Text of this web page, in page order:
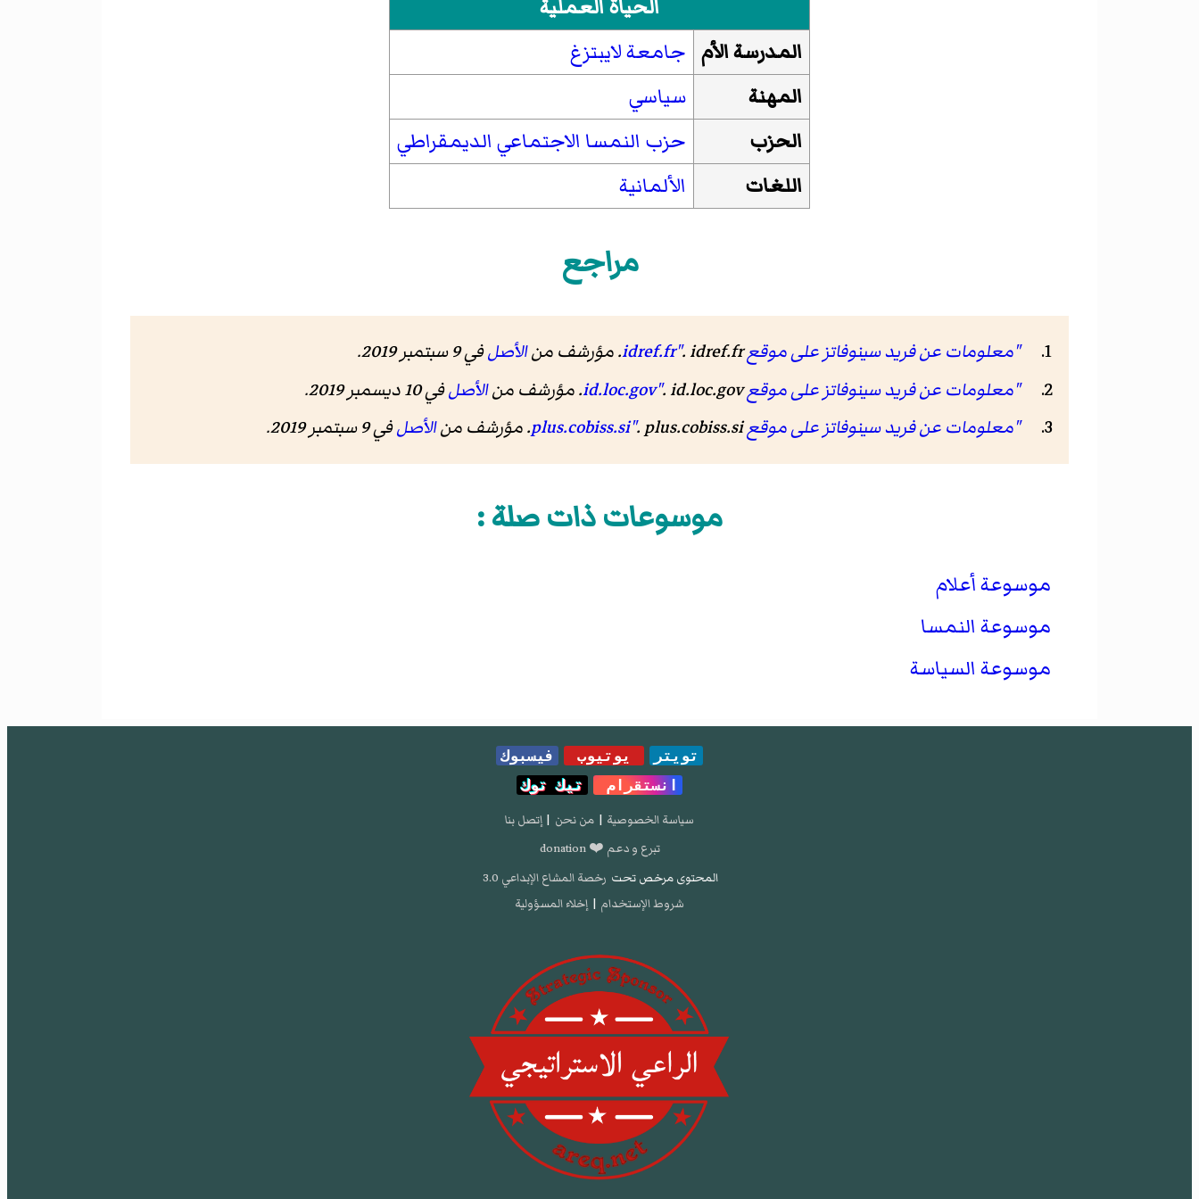
الحياة العملية
المدرسة الأم جامعة لايبتزغ
المهنة
سياسي
الحزب
حزب النمسا الاجتماعي الديمقراطي
اللغات
الألمانية
مراجع
"معلومات عن فريد سينوفاتز على موقع idref.fr". idref.fr. مؤرشف من الأصلفي 9 سبتمبر 2019.
"معلومات عن فريد سينوفاتز على موقع id.loc.gov". id.loc.gov. مؤرشف من الأصلفي 10 ديسمبر 2019.
"معلومات عن فريد سينوفاتز على موقع plus.cobiss.si". plus.cobiss.si. مؤرشف من الأصلفي 9 سبتمبر 2019.
موسوعات ذات صلة :
موسوعة أعلام
موسوعة النمسا
موسوعة السياسة
تويتر يوتيوب
فيسبوك
انستقرام
تيك توك
سياسة الخصوصية | من نحن | إتصل بنا
تبرع و دعم ❤️ donation
المحتوى مرخص تحت رخصة المشاع الإبداعي 3.0
شروط الإستخدام | إخلاء المسؤولية